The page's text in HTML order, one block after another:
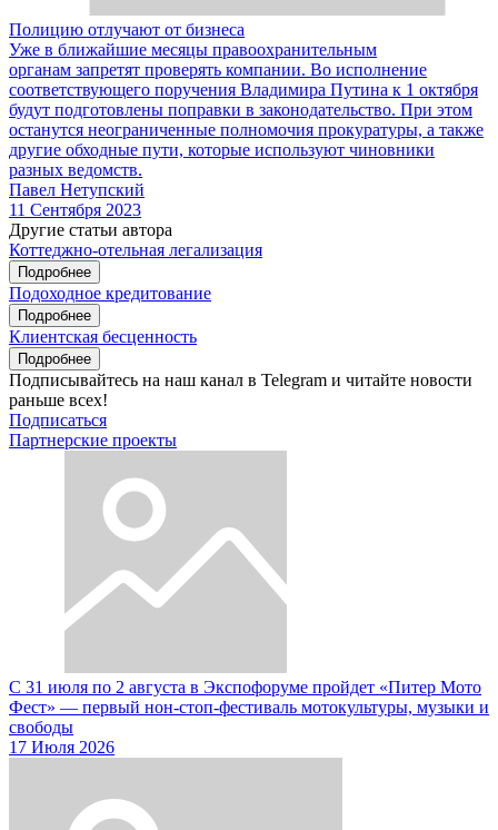
Полицию отлучают от бизнеса
Уже в ближайшие месяцы правоохранительным
органам запретят проверять компании. Во исполнение
соответствующего поручения Владимира Путина к 1 октября
будут подготовлены поправки в законодательство. При этом
останутся неограниченные полномочия прокуратуры, а также
другие обходные пути, которые используют чиновники
разных ведомств.
Павел Нетупский
11 Сентября 2023
Другие статьи автора
Коттеджно-отельная легализация
Подробнее
Подоходное кредитование
Подробнее
Клиентская бесценность
Подробнее
Подписывайтесь на наш канал в Telegram и читайте новости
раньше всех!
Подписаться
Партнерские проекты
С 31 июля по 2 августа в Экспофоруме пройдет «Питер Мото
Фест» — первый нон-стоп-фестиваль мотокультуры, музыки и
свободы
17 Июля 2026